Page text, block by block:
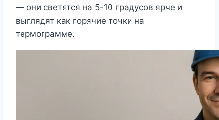
— они светятся на 5-10 градусов ярче и
выглядят как горячие точки на
термограмме.